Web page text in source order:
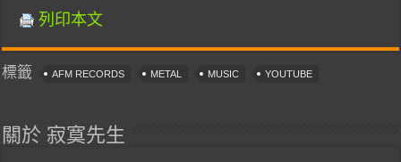
列印本文
標籤 AFM RECORDS METAL MUSIC YOUTUBE
關於 寂寞先生